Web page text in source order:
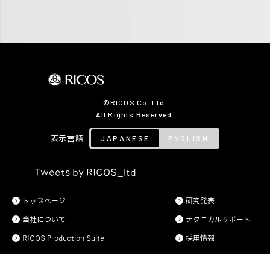
©RICOS Co. Ltd.
All Rights Reserved.
表示言語 JAPANESE ENGLISH
Tweets by RICOS_ltd
トップページ
当社について
RICOS Production Suite
研究発表
テクニカルサポート
採用情報